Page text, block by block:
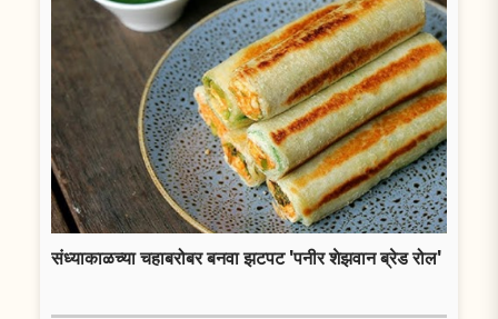
संध्याकाळच्या चहाबरोबर बनवा झटपट 'पनीर शेझवान ब्रेड रोल'